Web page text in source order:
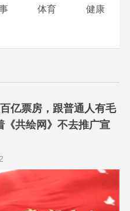
体育 健康
亿票房，跟普通人有毛
《共绘网》不去推广宣